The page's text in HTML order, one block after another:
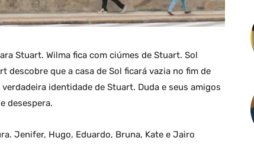
Stuart. Wilma fica com ciúmes de Stuart. Sol
descobre que a casa de Sol ficará vazia no fim de
identidade de Stuart. Duda e seus amigos
desespera.
Jenifer, Hugo, Eduardo, Bruna, Kate e Jairo